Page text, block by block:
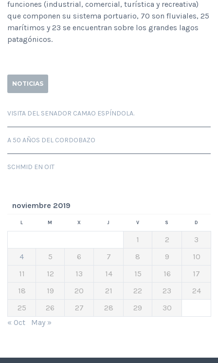
funciones (industrial, comercial, turística y recreativa)
que componen su sistema portuario, 70 son fluviales, 25
marítimos y 23 se encuentran sobre los grandes lagos
patagónicos.
NOTICIAS
VISITA DEL SENADOR CAMAO ESPÍNDOLA.
A 50 AÑOS DEL CORDOBAZO
SCHMID EN OIT
noviembre 2019
L M X J V S D
1 2
3
4
5 6 7 8 9
10
11
12 13 14 15 16
17
18
19 20 21 22 23
24
25
26 27 28 29
30
« Oct
May »